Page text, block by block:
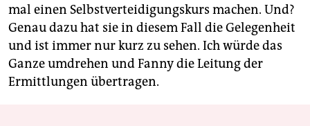
mal einen Selbstverteidigungskurs machen. Und?
Genau dazu hat sie in diesem Fall die Gelegenheit
und ist immer nur kurz zu sehen. Ich würde das
Ganze umdrehen und Fanny die Leitung der
Ermittlungen übertragen.